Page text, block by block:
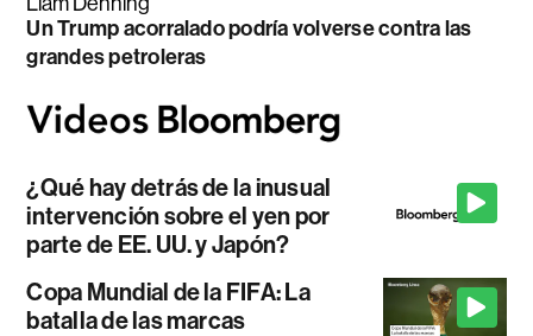
Un Trump acorralado podría volverse contra las
grandes petroleras
¿Qué hay detrás de la inusual
intervención sobre el yen por
parte de EE. UU. y Japón?
Copa Mundial de la FIFA: La
batalla de las marcas